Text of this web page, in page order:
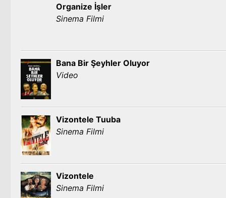
Organize İşler
Sinema Filmi
Bana Bir Şeyhler Oluyor
Video
Vizontele Tuuba
Sinema Filmi
Vizontele
Sinema Filmi